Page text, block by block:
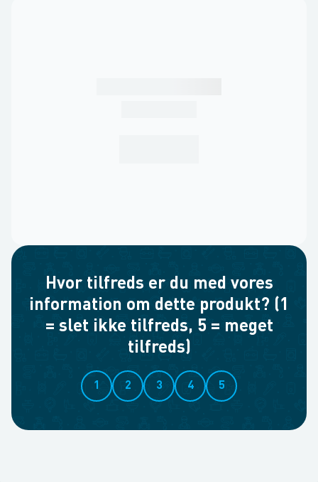
Hvor tilfreds er du med vores
information om dette produkt? (1
= slet ikke tilfreds, 5 = meget
tilfreds)
1 2 3 4 5